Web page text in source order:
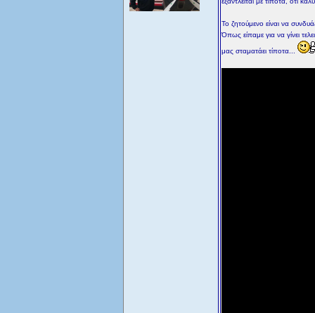
Το ζητούμενο είναι να
Όπως είπαμε για να γίνει
μας σταματάει τίποτα...